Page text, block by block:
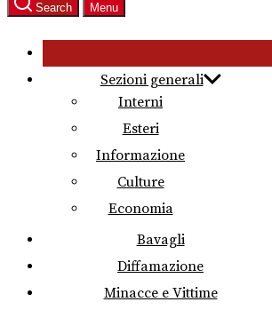
Search Menu
Sezioni generali
Interni
Esteri
Informazione
Culture
Economia
Bavagli
Diffamazione
Minacce e Vittime